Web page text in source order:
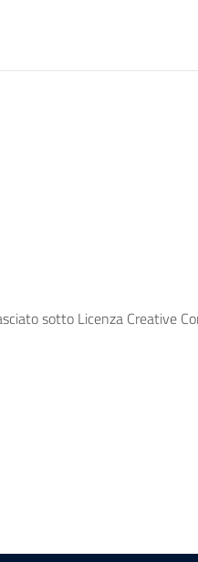
sotto Licenza Creative